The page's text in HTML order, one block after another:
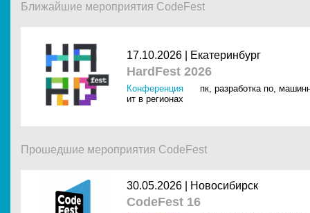
Ближайшие мероприятия CodeFest
17.10.2026 | Екатеринбург
HardFest 2026
Конференция пк, разработка по,
ит в регионах
Прошедшие мероприятия CodeFest
30.05.2026 | Новосибирск
CodeFest 16